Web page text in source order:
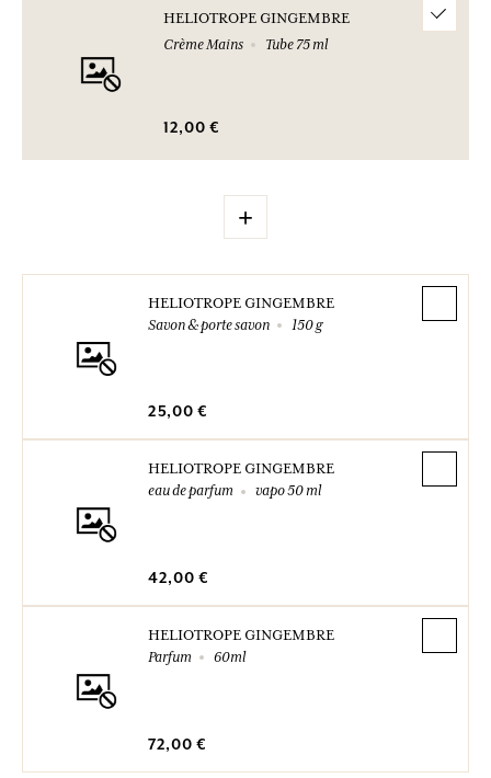
HELIOTROPE GINGEMBRE
Crème Mains
Tube 75 ml
12,00 €
+
HELIOTROPE GINGEMBRE
Savon & porte savon
150 g
25,00 €
HELIOTROPE GINGEMBRE
eau de parfum
vapo 50 ml
42,00 €
HELIOTROPE GINGEMBRE
Parfum
60ml
72,00 €